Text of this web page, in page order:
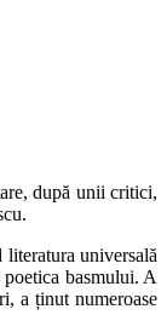
după unii critici,
universală
basmului. A
a ținut numeroase